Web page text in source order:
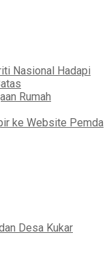
Nasional Hadapi
Rumah
ke Website Pemda
Desa Kukar